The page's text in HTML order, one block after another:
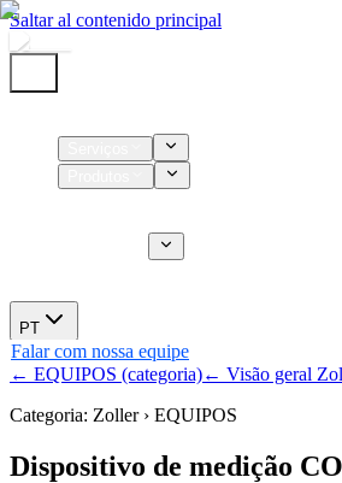
Saltar al contenido principal
PT
Falar com nossa equipe
← EQUIPOS (categoria)← Visão geral
Categoria: Zoller › EQUIPOS
Dispositivo de medição